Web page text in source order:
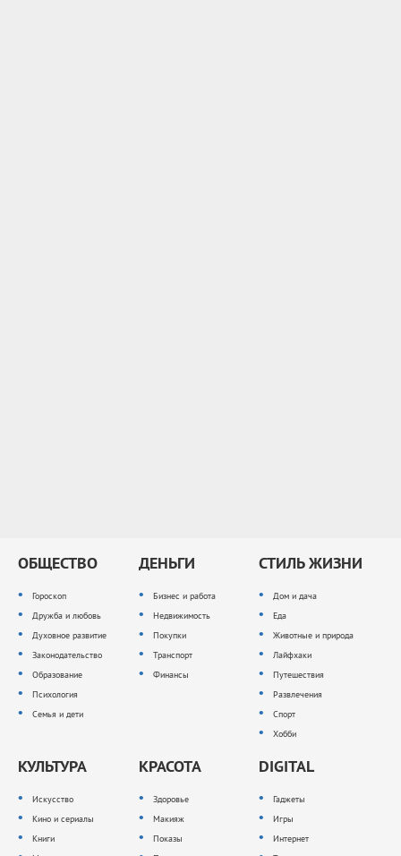
ОБЩЕСТВО
Гороскоп
Дружба и любовь
Духовное развитие
Законодательство
Образование
Психология
Семья и дети
ДЕНЬГИ
Бизнес и работа
Недвижимость
Покупки
Транспорт
Финансы
СТИЛЬ ЖИЗНИ
Дом и дача
Еда
Животные и природа
Лайфхаки
Путешествия
Развлечения
Спорт
Хобби
КУЛЬТУРА
Искусство
Кино и сериалы
Книги
КРАСОТА
Здоровье
Макияж
Показы
DIGITAL
Гаджеты
Игры
Интернет